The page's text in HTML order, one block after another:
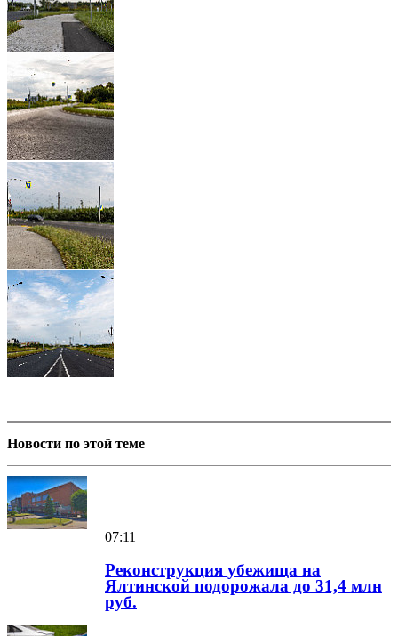
Новости по этой теме
07:11
Реконструкция убежища на
Ялтинской подорожала до 31,4 млн
руб.